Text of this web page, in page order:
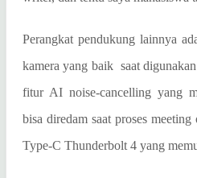
Perangkat pendukung lainnya
kamera yang baik saat
fitur AI noise-cancelling yang
bisa diredam saat proses
Type-C Thunderbolt 4 yang